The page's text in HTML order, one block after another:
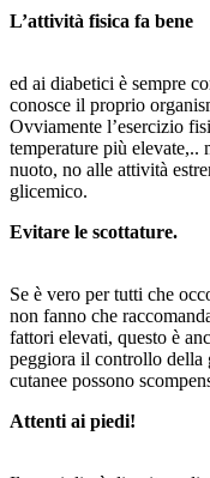
L’attività fisica fa bene
ed ai diabetici è sempre
conosce il proprio
Ovviamente l’esercizio
temperature più elevate,..
nuoto, no alle attività
glicemico.
Evitare le scottature.
Se è vero per tutti che
non fanno che
fattori elevati, questo è
peggiora il controllo della
cutanee possono
Attenti ai piedi!